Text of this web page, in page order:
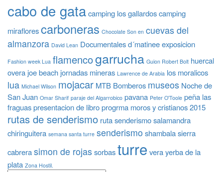
cabo de gatacamping los gallardoscamping
miraflorescarboneras Chocolate Son en cuevas del
almanzora David Lean Documentalesd´matineeexposicion
Fashion week Lua flamencogarrucha Guion Robert Bolt huercal
overa joe beach jornadas mineras Lawrence de Arabia los moralicos
lua Michael Wilson mojacar MTB Bomberos museos Noche de
San Juan Omar Sharif paraje del Algarrobico pavana Peter O'Toole peña las
fraguaspresentacion de libroprogrma moros y cristianos 2015
rutas de senderismo ruta senderismosalamandra
chiringuitera semana santa turre senderismo shambalasierra
cabrerasimon de rojas sorbasturre verayerba de la
plata Zona Hostil.